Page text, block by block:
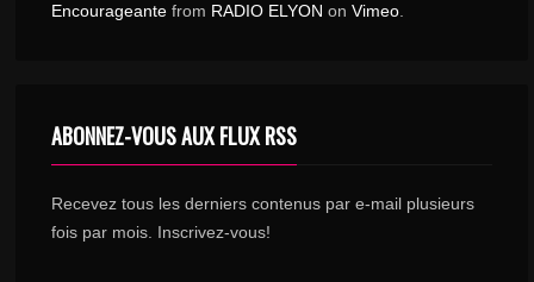
Encourageante from RADIO ELYON onVimeo
ABONNEZ-VOUS AUX FLUX RSS
Recevez tous les derniers contenus par e-mail plusieurs
fois par mois. Inscrivez-vous!